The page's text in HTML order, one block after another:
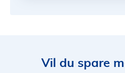
Vil du spare